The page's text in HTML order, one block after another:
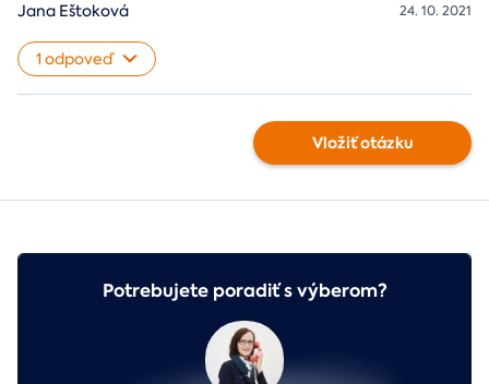
24. 10. 2021
Jana Eštoková
1 odpoveď
Vložiť otázku
Potrebujete poradiť s výberom?